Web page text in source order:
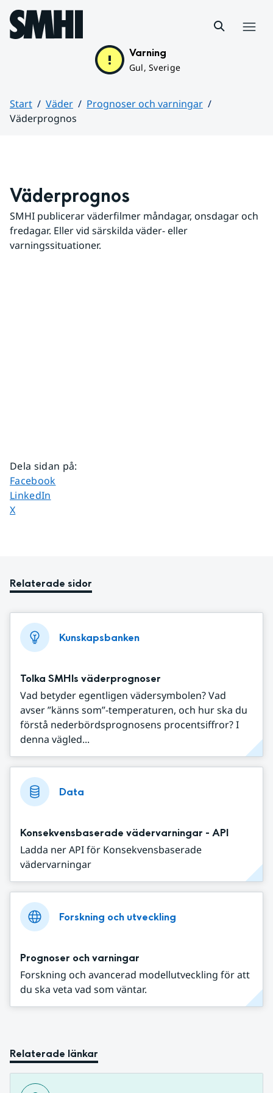
Hoppa till sidans innehåll
Varning
Gul, Sverige
Start Väder
Prognoser och varningar
Väderprognos
Väderprognos
SMHI publicerar väderfilmer måndagar, onsdagar och
fredagar. Eller vid särskilda väder- eller
varningssituationer.
Dela sidan på:
Dela sidan på
Facebook
Dela sidan på
LinkedIn
Dela sidan på
X
Relaterade sidor
Kunskapsbanken
Tolka SMHIs väderprognoser
Vad betyder egentligen vädersymbolen? Vad
avser ”känns som”-temperaturen, och hur ska du
förstå nederbördsprognosens procentsiffror? I
denna vägled...
Data
Konsekvensbaserade vädervarningar - API
Ladda ner API för Konsekvensbaserade
vädervarningar
Forskning och utveckling
Prognoser och varningar
Forskning och avancerad modellutveckling för att
du ska veta vad som väntar.
Relaterade länkar